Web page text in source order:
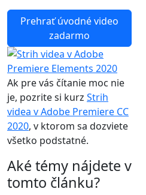
Prehrať úvodné video
zadarmo
Ak pre vás čítanie moc nie
je, pozrite si kurz Strih
videa v Adobe Premiere CC
2020, v ktorom sa dozviete
všetko podstatné.
Aké témy nájdete v
tomto článku?